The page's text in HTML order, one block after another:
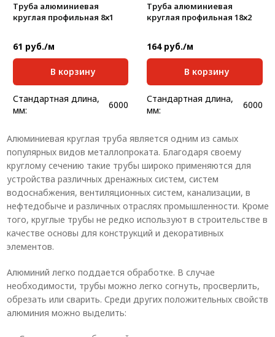
Труба алюминиевая
круглая профильная 8х1
61 руб./м
В корзину
Стандартная длина,
мм:
6000
Толщина, мм:
1
Труба алюминиевая
круглая профильная 18х2
164 руб./м
В корзину
Стандартная длина,
мм:
6000
Толщина, мм:
Алюминиевая круглая труба является одним из самых
популярных видов металлопроката. Благодаря своему
круглому сечению такие трубы широко применяются для
устройства различных дренажных систем, систем
водоснабжения, вентиляционных систем, канализации, в
нефтедобыче и различных отраслях промышленности. Кроме
того, круглые трубы не редко используют в строительстве в
качестве основы для конструкций и декоративных
элементов.
Алюминий легко поддается обработке. В случае
необходимости, трубы можно легко согнуть, просверлить,
обрезать или сварить. Среди других положительных свойств
алюминия можно выделить: